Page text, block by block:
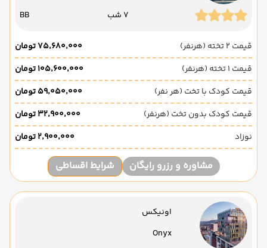
7 شب BB
قیمت 2 تخته (هرنفر)
۷۵٬۶۸۰٬۰۰۰ تومان
قیمت 1 تخته (هرنفر)
۱۰۵٬۶۰۰٬۰۰۰ تومان
قیمت کودک با تخت (هر نفر)
۵۹٬۰۵۰٬۰۰۰ تومان
قیمت کودک بدون تخت (هرنفر)
۳۲٬۹۰۰٬۰۰۰ تومان
نوزاد
۲٬۹۰۰٬۰۰۰ تومان
مشاوره و رزرو رایگان شرایط اقساطی
اونیکس
Onyx